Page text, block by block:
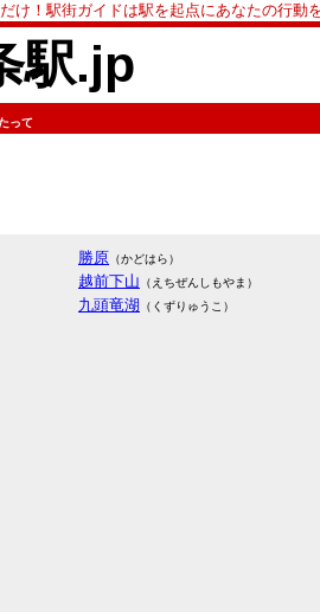
け！駅街ガイドは駅を起点にあなたの行動
駅.jp
って
勝原 （かどはら）
越前下山 （えちぜんしもやま）
九頭竜湖 （くずりゅうこ）